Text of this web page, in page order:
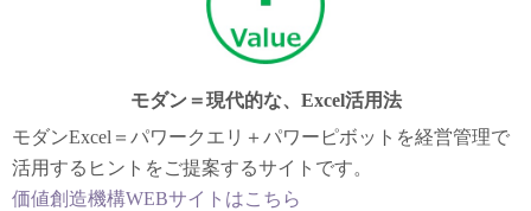
モダン＝現代的な、Excel活用法
モダンExcel＝パワークエリ＋パワーピボットを経営管理で
活用するヒントをご提案するサイトです。
価値創造機構WEBサイトはこちら